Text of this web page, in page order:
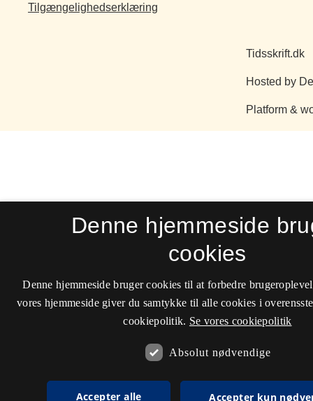
Tilgængelighedserklæring
Denne hjemmeside
cookies
Denne hjemmeside bruger cookies til at forbedre
vores hjemmeside giver du samtykke til alle cookies i
cookiepolitik. Se vores cookiepolitik
Absolut nødvendige
Accepter alle Accepter kun